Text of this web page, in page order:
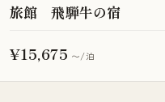
旅館 飛騨牛の宿
¥15,675 〜/泊